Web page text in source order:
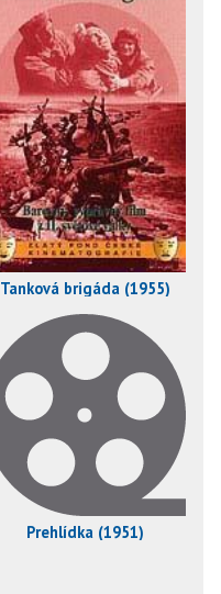
Tanková brigáda (1955)
Prehlídka (1951)